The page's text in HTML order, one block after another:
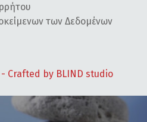
των Δεδομένων
Crafted by BLIND studio